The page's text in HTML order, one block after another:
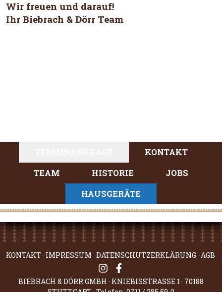
Wir freuen und darauf!
Ihr Biebrach & Dörr Team
KONTAKT
TEAM
HISTORIE
JOBS
HAUSGERÄTE
KONTAKT · IMPRESSUM · DATENSCHUTZERKLÄRUNG · AGB
BIEBRACH & DÖRR GMBH · KNIEBISSTRASSE 1 · 70188